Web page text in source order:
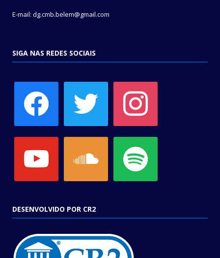
E-mail: dg.cmb.belem@gmail.com
SIGA NAS REDES SOCIAIS
DESENVOLVIDO POR CR2